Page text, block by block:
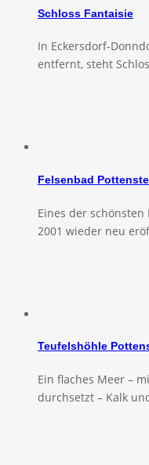
Schloss Fantaisie
In Eckersdorf-
entfernt, steht
Felsenbad
Eines der
2001 wieder neu
Teufelshöhle
Ein flaches Meer –
durchsetzt – Kalk